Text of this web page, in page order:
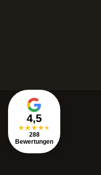
4,5
★★★★★
288
Bewertungen